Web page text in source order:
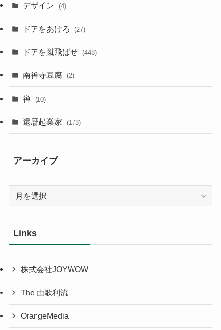
デザイン (4)
ドアをあけろ (27)
ドアを蹴飛ばせ (448)
南禅寺豆腐 (2)
禅 (10)
還暦起業家 (173)
アーカイブ
Links
株式会社JOYWOW
The 由歌利流
OrangeMedia